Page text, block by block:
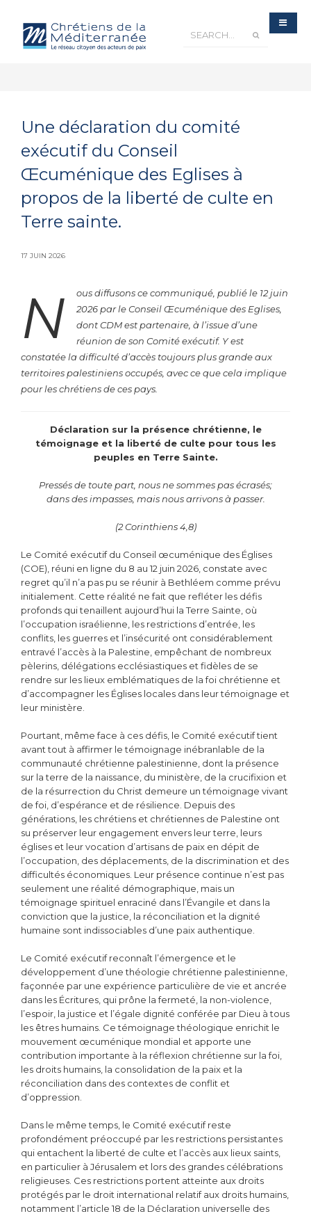
Une déclaration du comité
exécutif du Conseil
Œcuménique des Eglises à
propos de la liberté de culte en
Terre sainte.
17 JUIN 2026
N
ous diffusons ce communiqué, publié le 12 juin
2026 par le Conseil Œcuménique des Eglises,
dont CDM est partenaire, à l’issue d’une
réunion de son Comité exécutif. Y est
constatée la difficulté d’accès toujours plus grande aux
territoires palestiniens occupés, avec ce que cela implique
pour les chrétiens de ces pays.
Déclaration sur la présence chrétienne, le
témoignage et la liberté de culte pour tous les
peuples en Terre Sainte.
Pressés de toute part, nous ne sommes pas écrasés;
dans des impasses, mais nous arrivons à passer.
(2 Corinthiens 4,8)
Le Comité exécutif du Conseil œcuménique des Églises
(COE), réuni en ligne du 8 au 12 juin 2026, constate avec
regret qu’il n’a pas pu se réunir à Bethléem comme prévu
initialement. Cette réalité ne fait que refléter les défis
profonds qui tenaillent aujourd’hui la Terre Sainte, où
l’occupation israélienne, les restrictions d’entrée, les
conflits, les guerres et l’insécurité ont considérablement
entravé l’accès à la Palestine, empêchant de nombreux
pèlerins, délégations ecclésiastiques et fidèles de se
rendre sur les lieux emblématiques de la foi chrétienne et
d’accompagner les Églises locales dans leur témoignage et
leur ministère.
Pourtant, même face à ces défis, le Comité exécutif tient
avant tout à affirmer le témoignage inébranlable de la
communauté chrétienne palestinienne, dont la présence
sur la terre de la naissance, du ministère, de la crucifixion et
de la résurrection du Christ demeure un témoignage vivant
de foi, d’espérance et de résilience. Depuis des
générations, les chrétiens et chrétiennes de Palestine ont
su préserver leur engagement envers leur terre, leurs
églises et leur vocation d’artisans de paix en dépit de
l’occupation, des déplacements, de la discrimination et des
difficultés économiques. Leur présence continue n’est pas
seulement une réalité démographique, mais un
témoignage spirituel enraciné dans l’Évangile et dans la
conviction que la justice, la réconciliation et la dignité
humaine sont indissociables d’une paix authentique.
Le Comité exécutif reconnaît l’émergence et le
développement d’une théologie chrétienne palestinienne,
façonnée par une expérience particulière de vie et ancrée
dans les Écritures, qui prône la fermeté, la non-violence,
l’espoir, la justice et l’égale dignité conférée par Dieu à tous
les êtres humains. Ce témoignage théologique enrichit le
mouvement œcuménique mondial et apporte une
contribution importante à la réflexion chrétienne sur la foi,
les droits humains, la consolidation de la paix et la
réconciliation dans des contextes de conflit et
d’oppression.
Dans le même temps, le Comité exécutif reste
profondément préoccupé par les restrictions persistantes
qui entachent la liberté de culte et l’accès aux lieux saints,
en particulier à Jérusalem et lors des grandes célébrations
religieuses. Ces restrictions portent atteinte aux droits
protégés par le droit international relatif aux droits humains,
notamment l’article 18 de la Déclaration universelle des